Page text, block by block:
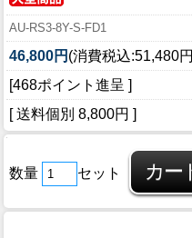
AU-RS3-8Y-S-FD1
46,800円 (消費税込:51,480
[468ポイント進呈 ]
[ 送料個別 8,800円 ]
数量 セット